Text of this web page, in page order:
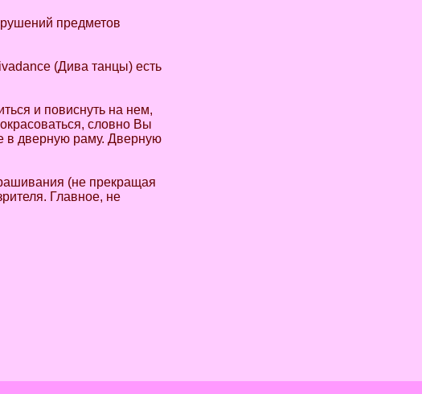
предметов
(Дива танцы) есть
и повиснуть на нем,
словно Вы
в дверную раму. Дверную
(не прекращая
Главное, не